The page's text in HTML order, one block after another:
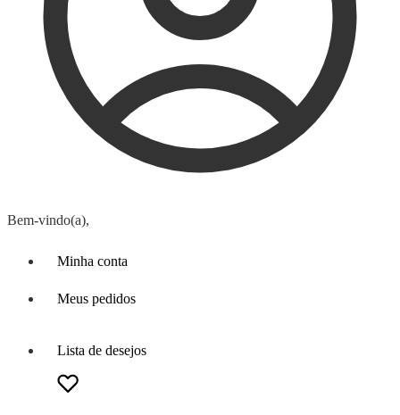
Bem-vindo(a),
Minha conta
Meus pedidos
Lista de desejos